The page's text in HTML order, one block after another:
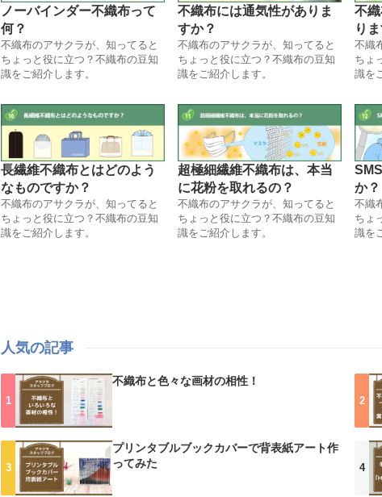
ノーバインダー不織布って
何？
不織布のアサクラが、知ってると
ちょっと役に立つ？不織布の豆知
識をご紹介します。
不織布には通気性がありま
すか？
不織布のアサクラが、知ってると
ちょっと役に立つ？不織布の豆知
識をご紹介します。
不
り
不織
ちょ
識を
長繊維不織布とはどのよう
なものですか？
不織布のアサクラが、知ってると
ちょっと役に立つ？不織布の豆知
識をご紹介します。
超極細繊維不織布は、本当
に花粉を取れるの？
不織布のアサクラが、知ってると
ちょっと役に立つ？不織布の豆知
識をご紹介します。
か？
不織
ちょ
識を
人気の記事
不織布と色々な画材の相性！
プリンタブルブックカバーで背表紙アート作
ってみた